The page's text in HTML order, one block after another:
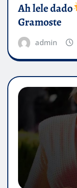
Ah lele dado​
Gramoste
admin